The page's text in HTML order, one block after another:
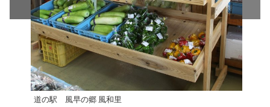
道の駅 風早の郷 風和里